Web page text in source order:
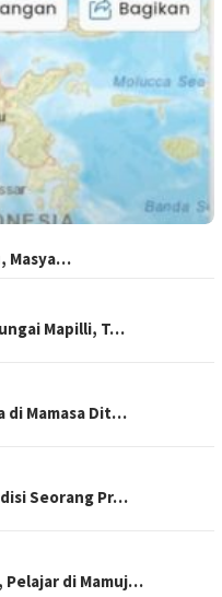
Masya…
Mapilli, T…
di Mamasa Dit…
Seorang Pr…
Pelajar di Mamuj…